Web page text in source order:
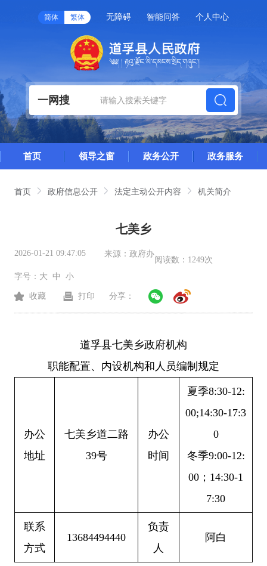
简体 繁体 无障碍 智能问答 个人中心
一网搜
首页 领导之窗 政务公开 政务服务
首页 政府信息公开 法定主动公开内容 机关简介
七美乡
2026-01-21 09:47:05 来源： 政府办
阅读数： 1249次
字号： 大 中 小
收藏 打印 分享：
道孚县七美乡政府机构
职能配置、内设机构和人员编制规定
办公
地址
七美乡道二路
39号
办公
时间
夏季8:30-12:
00;14:30-17:3
0
冬季9:00-12:
00；14:30-1
7:30
联系
方式
13684494440
负责
人
阿白